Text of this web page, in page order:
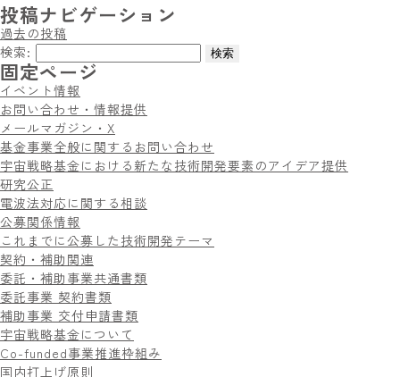
投稿ナビゲーション
過去の投稿
検索:
固定ページ
イベント情報
お問い合わせ・情報提供
メールマガジン・X
基金事業全般に関するお問い合わせ
宇宙戦略基金における新たな技術開発要素のアイデア提供
研究公正
電波法対応に関する相談
公募関係情報
これまでに公募した技術開発テーマ
契約・補助関連
委託・補助事業共通書類
委託事業 契約書類
補助事業 交付申請書類
宇宙戦略基金について
Co-funded事業推進枠組み
国内打上げ原則